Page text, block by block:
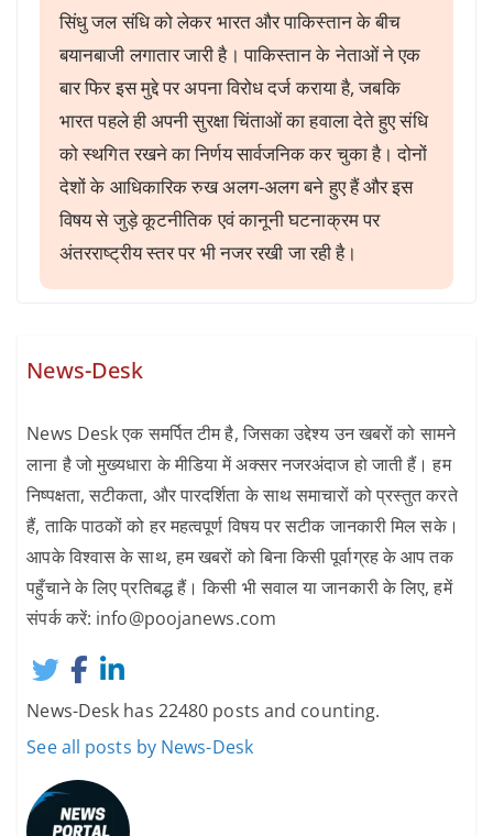
सिंधु जल संधि को लेकर भारत और पाकिस्तान के बीच
बयानबाजी लगातार जारी है। पाकिस्तान के नेताओं ने एक
बार फिर इस मुद्दे पर अपना विरोध दर्ज कराया है, जबकि
भारत पहले ही अपनी सुरक्षा चिंताओं का हवाला देते हुए संधि
को स्थगित रखने का निर्णय सार्वजनिक कर चुका है। दोनों
देशों के आधिकारिक रुख अलग-अलग बने हुए हैं और इस
विषय से जुड़े कूटनीतिक एवं कानूनी घटनाक्रम पर
अंतरराष्ट्रीय स्तर पर भी नजर रखी जा रही है।
News-Desk
News Desk एक समर्पित टीम है, जिसका उद्देश्य उन खबरों को सामने
लाना है जो मुख्यधारा के मीडिया में अक्सर नजरअंदाज हो जाती हैं। हम
निष्पक्षता, सटीकता, और पारदर्शिता के साथ समाचारों को प्रस्तुत करते
हैं, ताकि पाठकों को हर महत्वपूर्ण विषय पर सटीक जानकारी मिल सके।
आपके विश्वास के साथ, हम खबरों को बिना किसी पूर्वाग्रह के आप तक
पहुँचाने के लिए प्रतिबद्ध हैं। किसी भी सवाल या जानकारी के लिए, हमें
संपर्क करें: info@poojanews.com
News-Desk has 22480 posts and counting.
See all posts by News-Desk